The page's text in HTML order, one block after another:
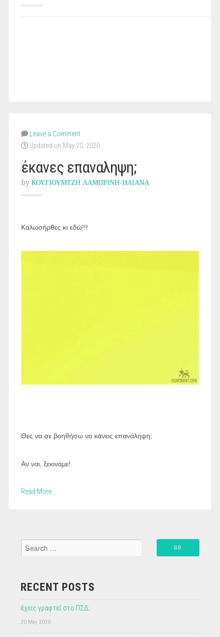
Leave a Comment
Updated on May 20, 2020
έκανες επαναληψη;
by ΚΟΥΓΙΟΥΜΤΖΗ ΛΑΜΠΡΙΝΗ-ΗΛΙΑΝΑ
Καλωσήρθες κι εδώ!!!
Θες να σε βοηθήσω να κάνεις επανάληψη;
Αν ναι, ξεκινάμε!
Read More
RECENT POSTS
έχεις γραφτεί στο ΠΣΔ;
20 May 2020